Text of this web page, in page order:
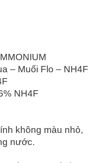
– Muối Flo – NH4F
NH4F
không màu nhỏ,
nước.